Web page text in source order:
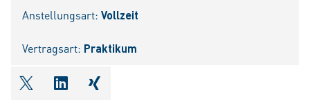
Anstellungsart: Vollzeit
Vertragsart: Praktikum
shareOntwitter
shareOnlinkedIn
shareOnxing